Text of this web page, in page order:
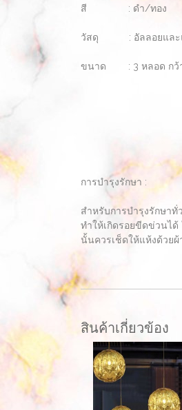
สี : ดำ/ทอง
วัสดุ : อัลลอยและ
ขนาด : 3 หลอด กว้า
การบำรุงรักษา :
สำหรับการบำรุงรักษา
ทำให้เกิดรอยขีดข่วนไ
นั้นควรเช็ดให้แห้งด้วย
สินค้าเกี่ยวข้อง